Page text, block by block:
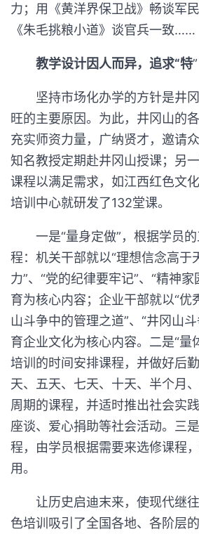
力；用《黄洋界保卫战》畅谈军
《朱毛挑粮小道》谈官兵一致……
教学设计因人而异，追求“特”
坚持市场化办学的方针是井冈
旺的主要原因。为此，井冈山的
充实师资力量，广纳贤才，邀请
知名教授定期赴井冈山授课；另
课程以满足需求，如江西红色文
培训中心就研发了132堂课。
一是“量身定做”，根据学员的
程：机关干部就以“理想信念高于
力”、“党的纪律要牢记”、“精神
育为核心内容；企业干部就以“优
山斗争中的管理之道”、“井冈山
育企业文化为核心内容。二是“量
培训的时间安排课程，并做好后
天、五天、七天、十天、半个月
周期的课程，并适时推出社会实
座谈、爱心捐助等社会活动。三
程，由学员根据需要来选修课程
用。
让历史启迪末来，使现代继往
色培训吸引了全国各地、各阶层